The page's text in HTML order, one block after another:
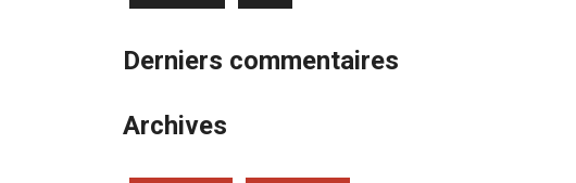
Derniers commentaires
Archives